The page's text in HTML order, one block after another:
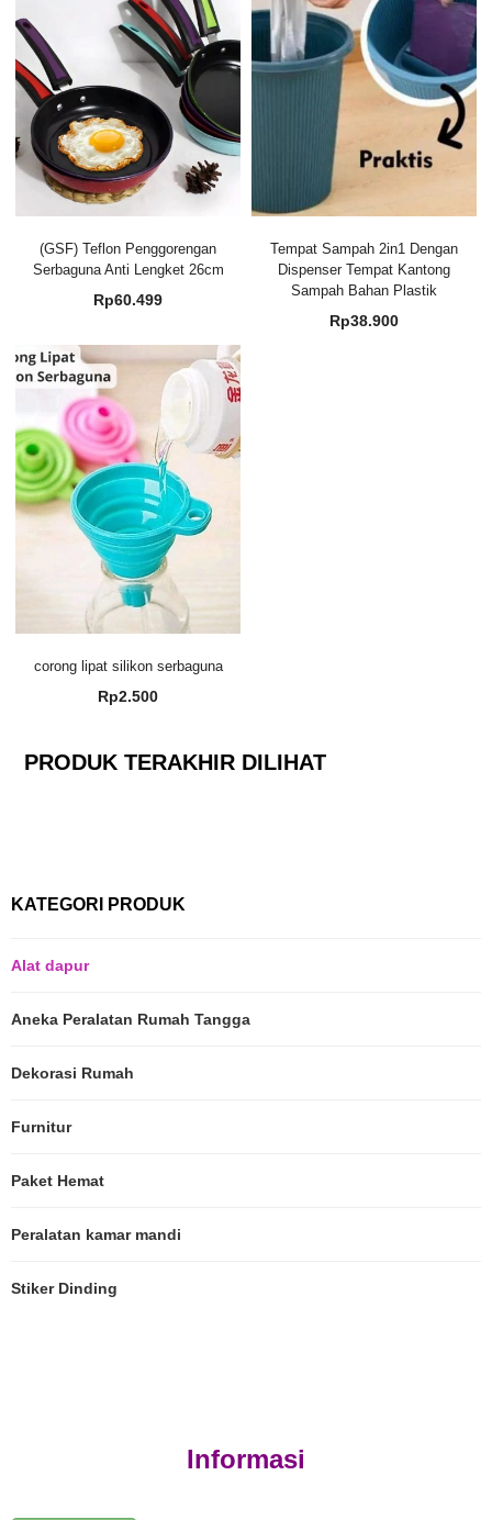
(GSF) Teflon Penggorengan
Serbaguna Anti Lengket 26cm
Rp60.499
Tempat Sampah 2in1 Dengan
Dispenser Tempat Kantong
Sampah Bahan Plastik
Rp38.900
corong lipat silikon serbaguna
Rp2.500
PRODUK TERAKHIR DILIHAT
KATEGORI PRODUK
Alat dapur
Aneka Peralatan Rumah Tangga
Dekorasi Rumah
Furnitur
Paket Hemat
Peralatan kamar mandi
Stiker Dinding
Informasi